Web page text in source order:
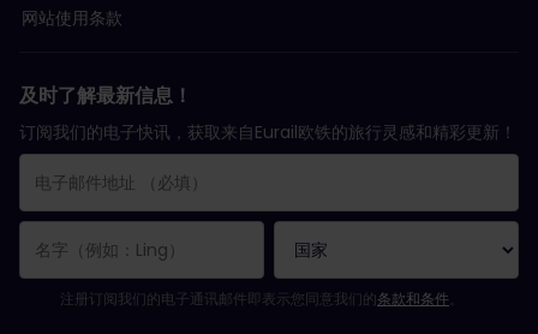
网站使用条款
及时了解最新信息！
订阅我们的电子快讯，获取来自Eurail欧铁的旅行灵感和精彩更新！
您已成功订阅。
电子邮件地址栏为必填栏！
电子邮件地址无效！
订阅电子通讯时出错。请稍后重试。
您已订阅此电子通讯！
请同意有关订阅电子通讯的条款和条件。
注册订阅我们的电子通讯邮件即表示您同意我们的条款和条件